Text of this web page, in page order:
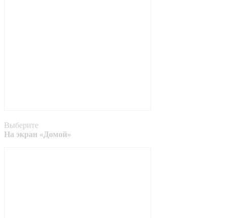
Выберите
На экран «Домой»